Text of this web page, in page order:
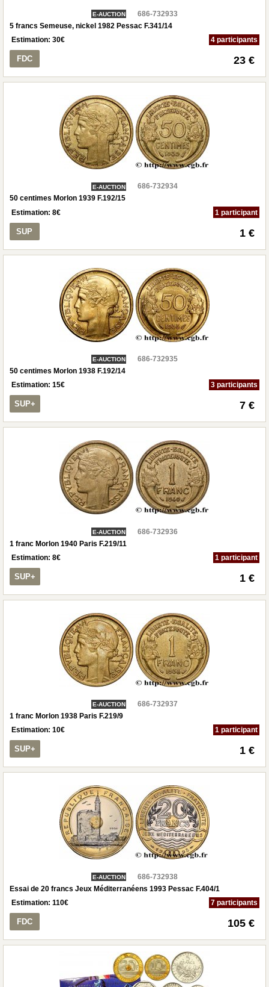
E-AUCTION
686-732933
5 francs Semeuse, nickel 1982 Pessac F.341/14
Estimation: 30€ 4 participants
FDC 23 €
E-AUCTION
686-732934
50 centimes Morlon 1939 F.192/15
Estimation: 8€ 1 participant
SUP 1 €
E-AUCTION
686-732935
50 centimes Morlon 1938 F.192/14
Estimation: 15€ 3 participants
SUP+ 7 €
E-AUCTION
686-732936
1 franc Morlon 1940 Paris F.219/11
Estimation: 8€ 1 participant
SUP+ 1 €
E-AUCTION
686-732937
1 franc Morlon 1938 Paris F.219/9
Estimation: 10€ 1 participant
SUP+ 1 €
E-AUCTION
686-732938
Essai de 20 francs Jeux Méditerranéens 1993 Pessac F.404/1
Estimation: 110€ 7 participants
FDC 105 €